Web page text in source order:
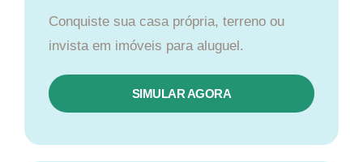
Conquiste sua casa própria, terreno ou
invista em imóveis para aluguel.
SIMULAR AGORA​